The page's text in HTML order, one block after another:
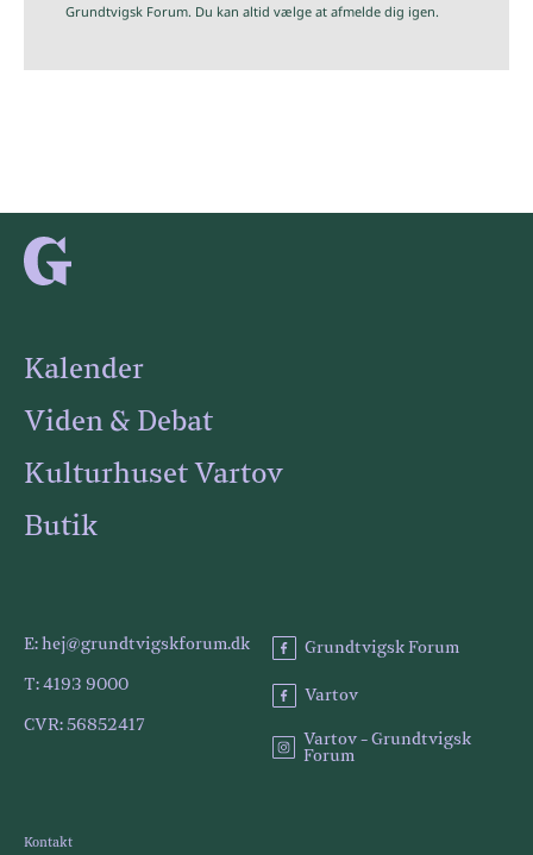
Grundtvigsk Forum. Du kan altid vælge at afmelde dig igen.
Kalender
Viden & Debat
Kulturhuset Vartov
Butik
E: hej@grundtvigskforum.dk
T: 4193 9000
CVR: 56852417
Grundtvigsk Forum
Vartov
Vartov - Grundtvigsk
Forum
Kontakt